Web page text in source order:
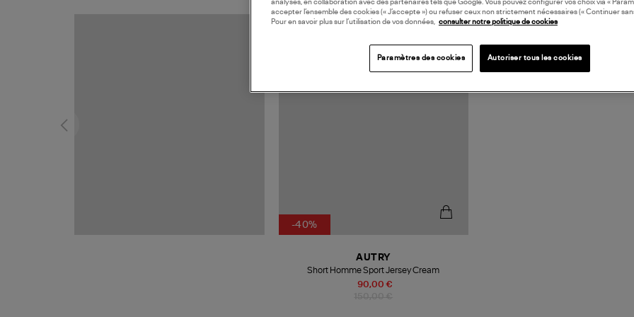
-40%
90,00 €
AUTRY
Short Homme Sport Jersey Cream
analyses, en collaboration avec des partenaires tels que Google. Vous pouvez configurer vos choix via «
accepter l’ensemble des cookies (« J’accepte ») ou refuser ceux non strictement nécessaires (« Continuer
Pour en savoir plus sur l’utilisation de vos données, consulter notre politique de cookies
Paramètres des cookies Autoriser tous les cookies